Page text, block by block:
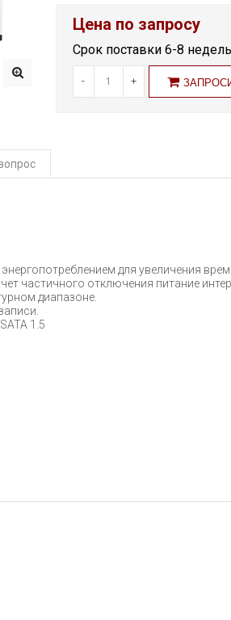
Цена по запросу
Срок поставки 6-8 недель
- +
для увеличения
частичного отключения питание
диапазоне.
1.5